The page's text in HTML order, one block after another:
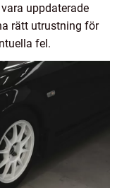
uppdaterade
rätt utrustning för
fel.